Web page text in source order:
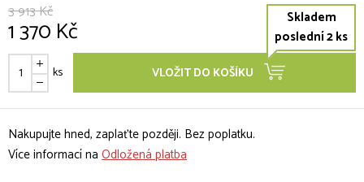
3 913 Kč
1 370 Kč
Skladem
poslední 2 ks
ks VLOŽIT DO KOŠÍKU
Nakupujte hned, zaplaťte později. Bez poplatku.
Více informací na Odložená platba